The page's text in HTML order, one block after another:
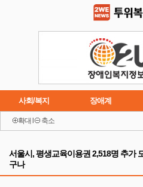
사회/복지 장애계
이슈
확대 축소
서울시, 평생교육이용권 2,518명 추가
구나